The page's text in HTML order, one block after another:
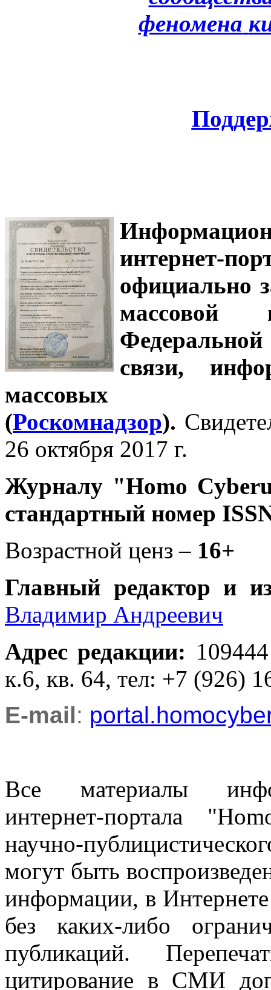
феномена
интернет-
официально
связи,
массовых
(Роскомнадзор).
26 октября 2017 г.
Журналу "Homo
стандартный номер
Возрастной ценз – 16+
Главный редактор и
Владимир Андреевич
Адрес редакции:
к.6, кв. 64, тел: +7 (926)
E-mail:
Все материалы
интернет-портала
научно-
могут быть
информации, в
без каких-либо
публикаций.
цитирование в СМИ